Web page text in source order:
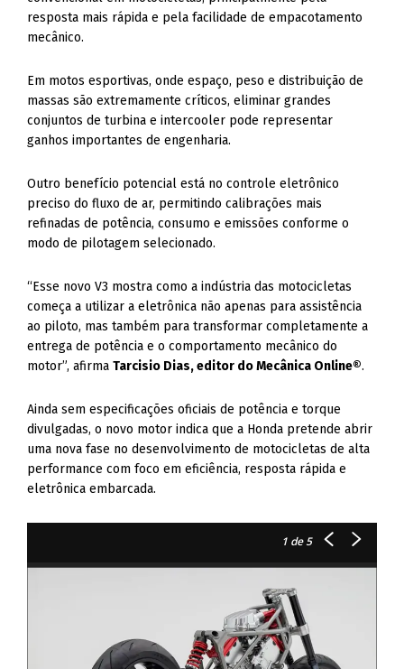
resposta mais rápida e pela facilidade de empacotamento
mecânico.
Em motos esportivas, onde espaço, peso e distribuição de
massas são extremamente críticos, eliminar grandes
conjuntos de turbina e intercooler pode representar
ganhos importantes de engenharia.
Outro benefício potencial está no controle eletrônico
preciso do fluxo de ar, permitindo calibrações mais
refinadas de potência, consumo e emissões conforme o
modo de pilotagem selecionado.
“Esse novo V3 mostra como a indústria das motocicletas
começa a utilizar a eletrônica não apenas para assistência
ao piloto, mas também para transformar completamente a
entrega de potência e o comportamento mecânico do
motor”, afirmaTarcisio Dias, editor do Mecânica Online®.
Ainda sem especificações oficiais de potência e torque
divulgadas, o novo motor indica que a Honda pretende abrir
uma nova fase no desenvolvimento de motocicletas de alta
performance com foco em eficiência, resposta rápida e
eletrônica embarcada.
1de 5